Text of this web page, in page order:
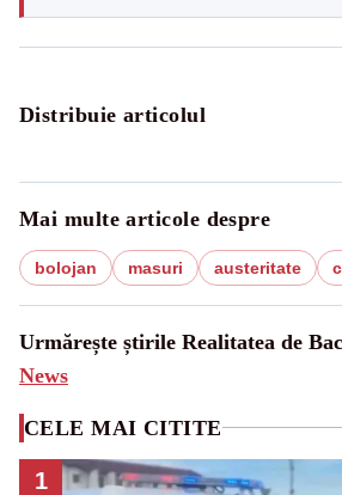
Distribuie articolul
Mai multe articole despre
bolojan masuri austeritate
Urmărește știrile Realitatea de
News
CELE MAI CITITE
1